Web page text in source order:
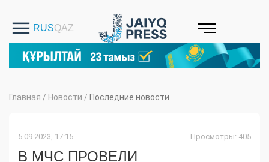
Главная / Новости / Последние новости
5.09.2023, 17:15 Просмотры: 405
В МЧС ПРОВЕЛИ